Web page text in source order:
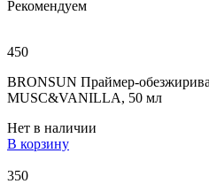
Рекомендуем
450
BRONSUN Праймер-
MUSC&VANILLA, 50 мл
Нет в наличии
В корзину
350